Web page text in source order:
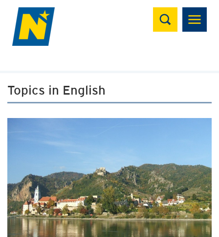
Suchen
Topics in English